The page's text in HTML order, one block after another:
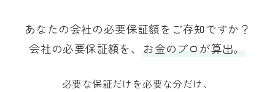
あなたの会社の必要保証額をご存知ですか？
会社の必要保証額を、
お金のプロが算出。
必要な保証だけを必要な分だけ、